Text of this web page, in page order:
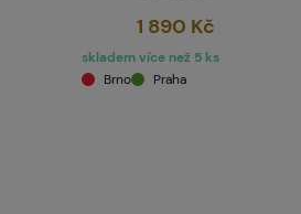
1 890 Kč
skladem více než 5 ks
Brno
Praha